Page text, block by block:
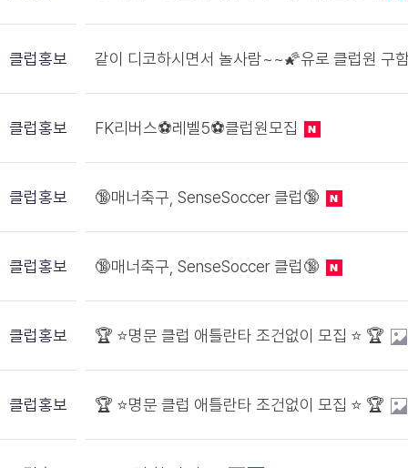
클럽홍보 같이 디코하시면서 놀사람~~🌠유로 클럽원 구
클럽홍보 FK리버스⚽레벨5⚽클럽원모집
클럽홍보 🔞매너축구, SenseSoccer 클럽🔞
클럽홍보 🔞매너축구, SenseSoccer 클럽🔞
클럽홍보 🏆 ⭐️명문 클럽 애틀란타 조건없이 모집 ⭐️ 🏆
클럽홍보 🏆 ⭐️명문 클럽 애틀란타 조건없이 모집 ⭐️ 🏆